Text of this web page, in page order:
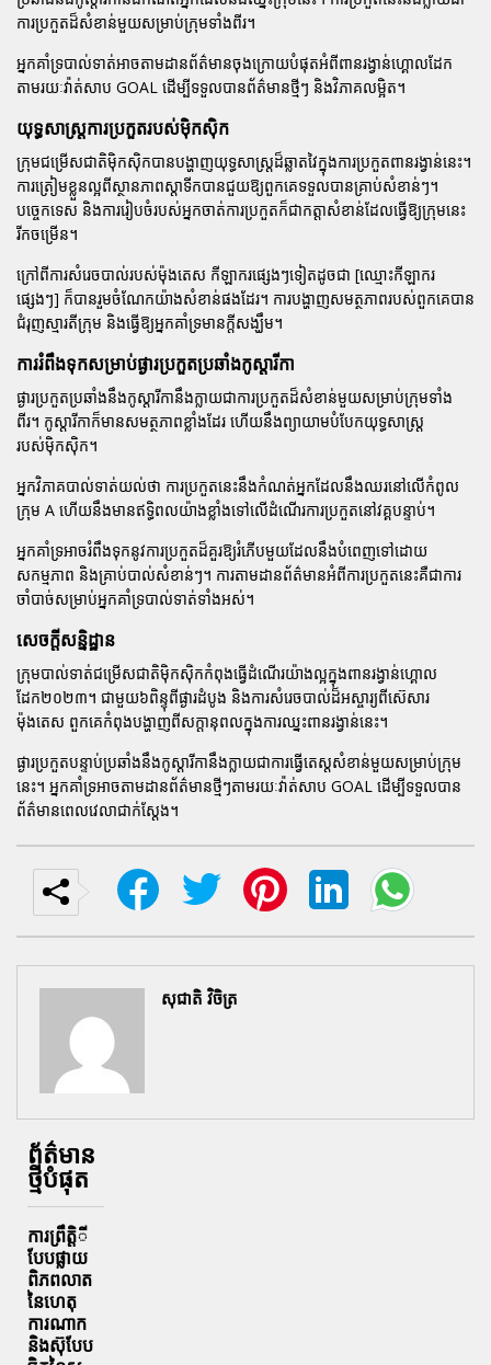
ការប្រកួតដ៏សំខាន់មួយសម្រាប់ក្រុមទាំងពីរ។
អ្នកគាំទ្របាល់ទាត់អាចតាមដានព័ត៌មានចុងក្រោយបំផុតអំពីពានរង្វាន់ហ្គោលដែក
តាមរយៈវ៉ាត់សាប GOAL ដើម្បីទទួលបានព័ត៌មានថ្មីៗ និងវិភាគលម្អិត។
យុទ្ធសាស្ត្រការប្រកួតរបស់ម៉ិកស៊ិក
ក្រុមជម្រើសជាតិម៉ិកស៊ិកបានបង្ហាញយុទ្ធសាស្ត្រដ៏ឆ្លាតវៃក្នុងការប្រកួតពានរង្វាន់នេះ។
ការត្រៀមខ្លួនល្អពីស្ថានភាពស្តាទីកបានជួយឱ្យពួកគេទទួលបានគ្រាប់សំខាន់ៗ។
បច្ចេកទេស និងការរៀបចំរបស់អ្នកចាត់ការប្រកួតក៏ជាកត្តាសំខាន់ដែលធ្វើឱ្យក្រុមនេះ
រីកចម្រើន។
ក្រៅពីការសំរេចបាល់របស់ម៉ុងតេស កីឡាករផ្សេងៗទៀតដូចជា [ឈ្មោះកីឡាករ
ផ្សេងៗ] ក៏បានរួមចំណែកយ៉ាងសំខាន់ផងដែរ។ ការបង្ហាញសមត្ថភាពរបស់ពួកគេបាន
ជំរុញស្មារតីក្រុម និងធ្វើឱ្យអ្នកគាំទ្រមានក្តីសង្ឃឹម។
ការរំពឹងទុកសម្រាប់ផ្ងារប្រកួតប្រឆាំងកូស្តារីកា
ផ្ងារប្រកួតប្រឆាំងនឹងកូស្តារីកានឹងក្លាយជាការប្រកួតដ៏សំខាន់មួយសម្រាប់ក្រុមទាំង
ពីរ។ កូស្តារីកាក៏មានសមត្ថភាពខ្លាំងដែរ ហើយនឹងព្យាយាមបំបែកយុទ្ធសាស្ត្រ
របស់ម៉ិកស៊ិក។
អ្នកវិភាគបាល់ទាត់យល់ថា ការប្រកួតនេះនឹងកំណត់អ្នកដែលនឹងឈរនៅលើកំពូល
ក្រុម A ហើយនឹងមានឥទ្ធិពលយ៉ាងខ្លាំងទៅលើដំណើរការប្រកួតនៅវគ្គបន្ទាប់។
អ្នកគាំទ្រអាចរំពឹងទុកនូវការប្រកួតដ៏គួរឱ្យរំភើបមួយដែលនឹងបំពេញទៅដោយ
សកម្មភាព និងគ្រាប់បាល់សំខាន់ៗ។ ការតាមដានព័ត៌មានអំពីការប្រកួតនេះគឺជាការ
ចាំបាច់សម្រាប់អ្នកគាំទ្របាល់ទាត់ទាំងអស់។
សេចក្តីសន្និដ្ឋាន
ក្រុមបាល់ទាត់ជម្រើសជាតិម៉ិកស៊ិកកំពុងធ្វើដំណើរយ៉ាងល្អក្នុងពានរង្វាន់ហ្គោល
ដែក២០២៣។ ជាមួយ៦ពិន្ទុពីផ្ងារដំបូង និងការសំរេចបាល់ដ៏អស្ចារ្យពីស៊េសារ
ម៉ុងតេស ពួកគេកំពុងបង្ហាញពីសក្តានុពលក្នុងការឈ្នះពានរង្វាន់នេះ។
ផ្ងារប្រកួតបន្ទាប់ប្រឆាំងនឹងកូស្តារីកានឹងក្លាយជាការធ្វើតេស្តសំខាន់មួយសម្រាប់ក្រុម
នេះ។ អ្នកគាំទ្រអាចតាមដានព័ត៌មានថ្មីៗតាមរយៈវ៉ាត់សាប GOAL ដើម្បីទទួលបាន
ព័ត៌មានពេលវេលាជាក់ស្តែង។
សុជាតិ វិចិត្រ
ព័ត៌មាន
ថ្មីបំផុត
ការព្រឹតិ្តី
បែបផ្លាយ
ពិភពលាត
នៃហេតុ
ការណាក
និងស៊ុបែប